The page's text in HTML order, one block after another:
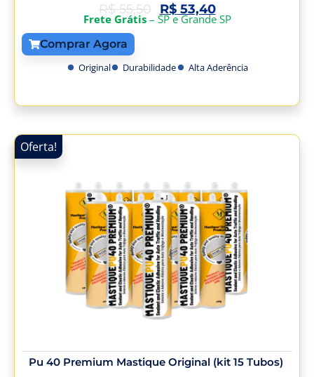
R$55,50 R$53,40
Frete Grátis– SP e Grande SP
Comprar Agora
Original Durabilidade Alta Aderência
Oferta!
Pu 40 Premium Mastique Original (kit 15 Tubos)